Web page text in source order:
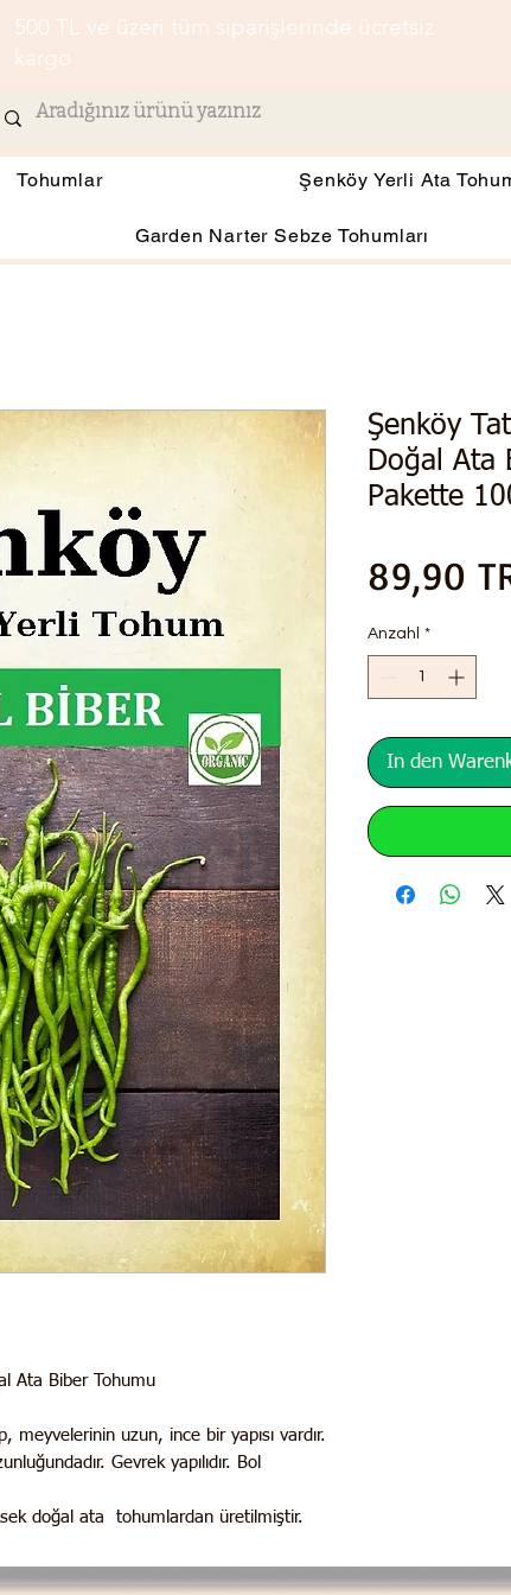
500 TL ve üzeri tüm siparişlerinde ücretsiz
kargo
Tohumlar Şenköy Yerli Ata
Garden Narter Sebze Tohumları
Ata Biber Tohumu
meyvelerinin uzun, ince bir yapısı vardır.
Gevrek yapılıdır. Bol
doğal ata tohumlardan üretilmiştir.
Şenköy
Doğal Ata
Pakette
89,90
Anzahl *
In den